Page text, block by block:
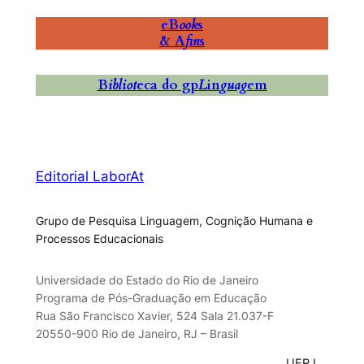
eBooks
& Afins
Biblioteca do gpLinguagem
Editorial LaborAt
Grupo de Pesquisa Linguagem, Cognição Humana e
Processos Educacionais
Universidade do Estado do Rio de Janeiro
Programa de Pós-Graduação em Educação
Rua São Francisco Xavier, 524 Sala 21.037-F
20550-900 Rio de Janeiro, RJ – Brasil